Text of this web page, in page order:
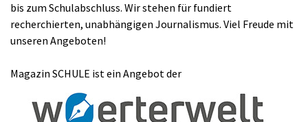
bis zum Schulabschluss. Wir stehen für fundiert
recherchierten, unabhängigen Journalismus. Viel Freude mit
unseren Angeboten!
Magazin SCHULE ist ein Angebot der